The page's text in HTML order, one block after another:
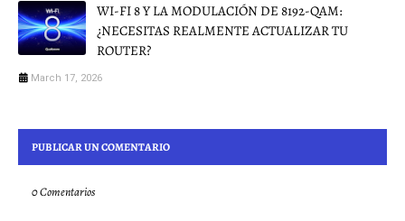
WI-FI 8 Y LA MODULACIÓN DE 8192-QAM:
¿NECESITAS REALMENTE ACTUALIZAR TU
ROUTER?
March 17, 2026
PUBLICAR UN COMENTARIO
0 Comentarios